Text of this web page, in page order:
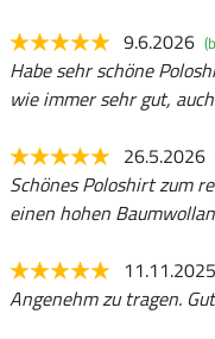
9.6.2026
Habe sehr schöne
wie immer sehr gut,
26.5.2026
Schönes Poloshirt zum
einen hohen
11.11.2025
Angenehm zu tragen.